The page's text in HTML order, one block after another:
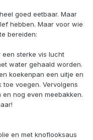
goed eetbaar. Maar
hebben. Maar voor wie
bereiden:
sterke vis lucht
water gehaald worden.
koekenpan een uitje en
voegen. Vervolgens
nog even meebakken.
en met knoflooksaus